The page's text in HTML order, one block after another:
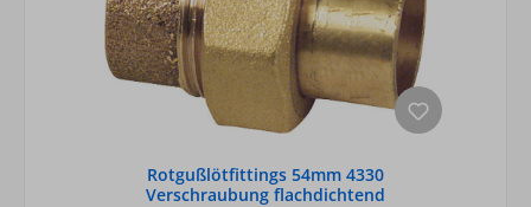
Rotgußlötfittings 54mm 4330
Verschraubung flachdichtend